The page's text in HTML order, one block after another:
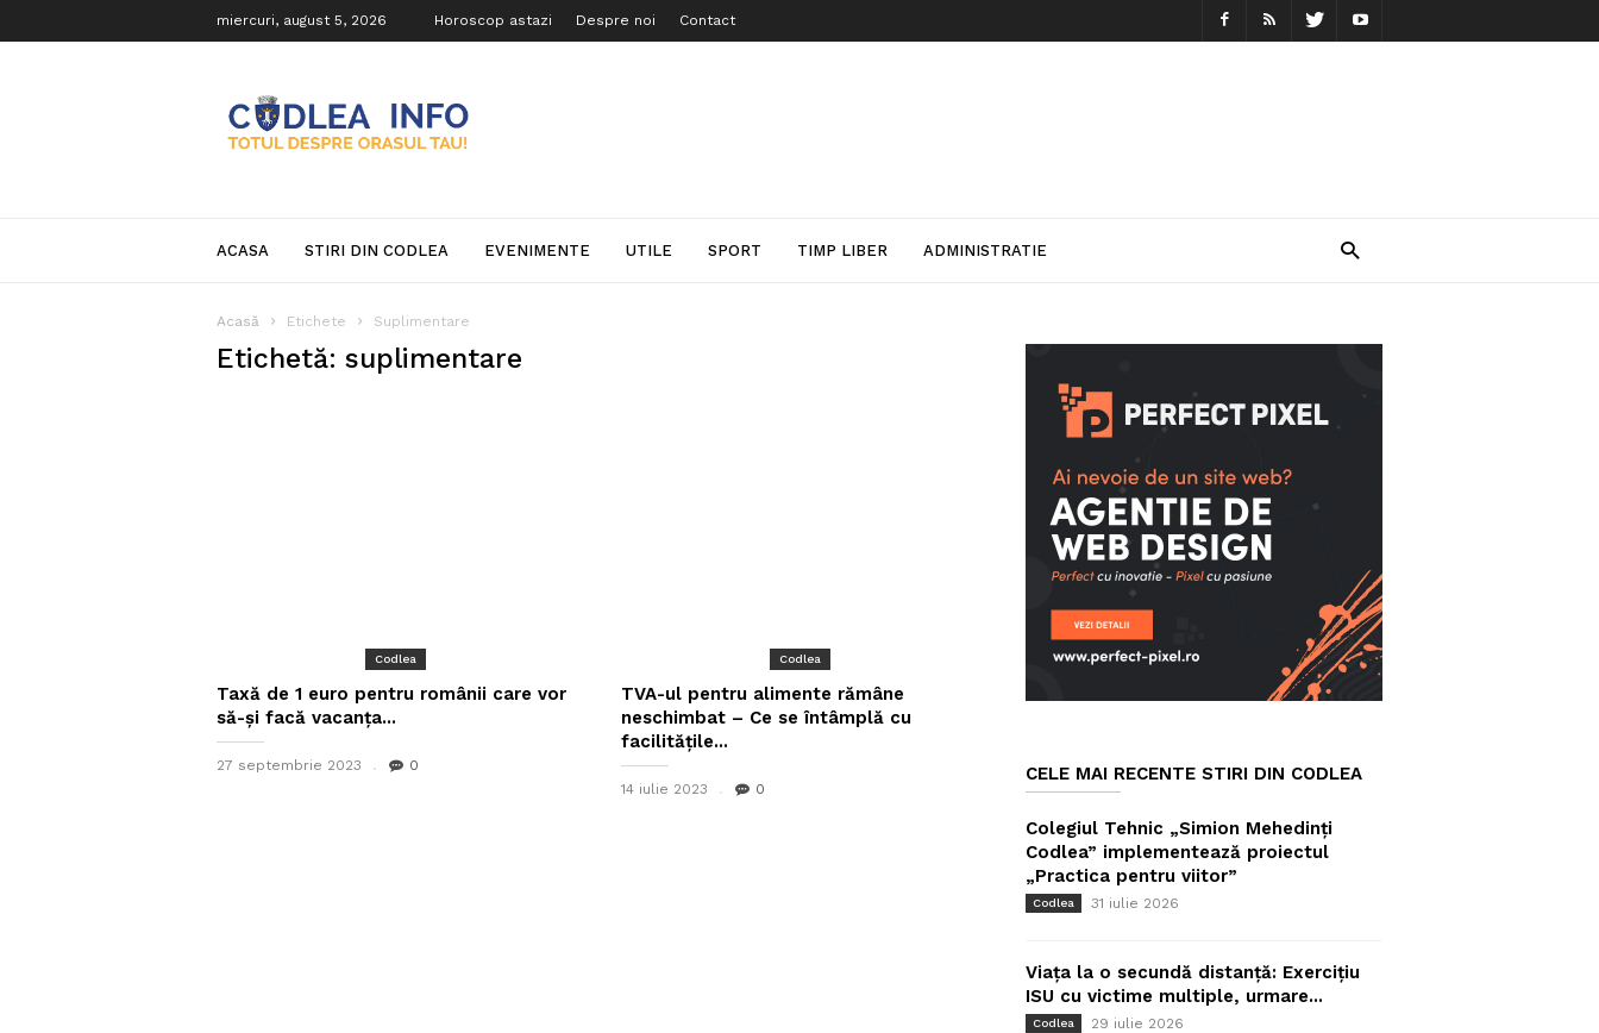
miercuri, august 5, 2026 Horoscop astazi Despre noi Contact
Info
ACASA STIRI DIN CODLEA EVENIMENTE UTILE SPORT TIMP LIBER ADMINISTRATIE
Acasă Etichete Suplimentare
Etichetă: suplimentare
Codlea
Taxă de 1 euro pentru românii care vor
să-și facă vacanța...
27 septembrie 2023 0
Codlea
TVA-ul pentru alimente rămâne
neschimbat – Ce se întâmplă cu
facilitățile...
14 iulie 2023 0
CELE MAI RECENTE STIRI DIN CODLEA
Colegiul Tehnic „Simion Mehedinți
Codlea” implementează proiectul
„Practica pentru viitor”
Codlea 31 iulie 2026
Viața la o secundă distanță: Exercițiu
ISU cu victime multiple, urmare...
Codlea 29 iulie 2026